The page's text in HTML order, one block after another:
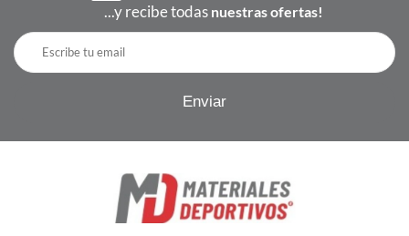
...y recibe todas nuestras ofertas!